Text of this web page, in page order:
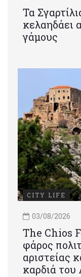
Τα
κελαηδάει
γάμους
CITY LIFE
03/08/2026
Τhe Chios
φάρος
αριστείας
καρδιά του